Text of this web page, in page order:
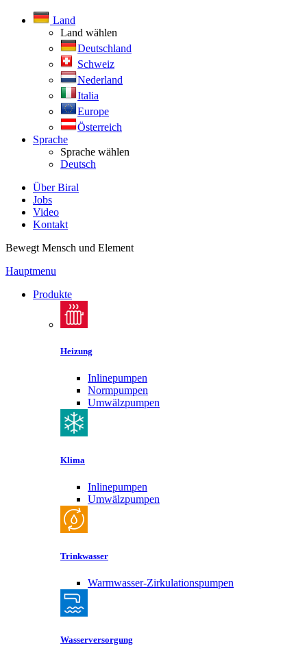
Land
Land wählen
Deutschland
Schweiz
Nederland
Italia
Europe
Österreich
Sprache
Sprache wählen
Deutsch
Über Biral
Jobs
Video
Kontakt
Bewegt Mensch und Element
Hauptmenu
Produkte
Heizung
Inlinepumpen
Normpumpen
Umwälzpumpen
Klima
Inlinepumpen
Umwälzpumpen
Trinkwasser
Warmwasser-Zirkulationspumpen
Wasserversorgung